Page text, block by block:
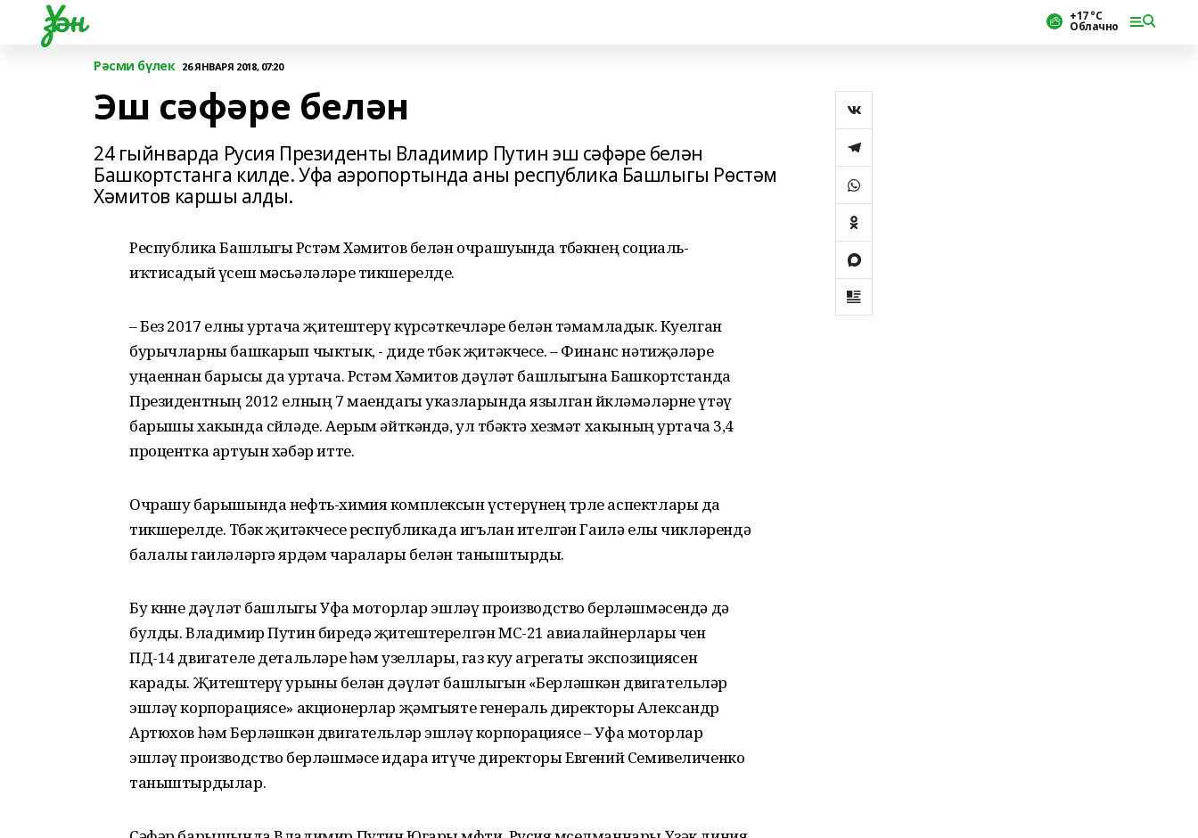
Үзән +17 °С
Облачно
Рәсми бүлек 26 ЯНВАРЯ 2018, 07:20
Эш сәфәре белән
24 гыйнварда Русия Президенты Владимир Путин эш сәфәре белән
Башкортстанга килде. Уфа аэропортында аны республика Башлыгы Рөстәм
Хәмитов каршы алды.
Республика Башлыгы Рөстәм Хәмитов белән очрашуында төбәкнең социаль-
иҡтисадый үсеш мәсьәләләре тикшерелде.
– Без 2017 елны уртача җитештерү күрсәткечләре белән тәмамладык. Куел­ган
бурычларны башкарып чыктык, - диде төбәк җитәкчесе. – Финанс нәтиҗәләре
уңаеннан барысы да уртача. Рөстәм Хәмитов дәүләт башлыгына Башкортстанда
Президентның 2012 елның 7 маендагы указларында язылган йөкләмәләрне үтәү
барышы хакында сөйләде. Аерым әйткәндә, ул төбәктә хезмәт хакының уртача 3,4
процентка артуын хәбәр итте.
Очрашу барышында нефть-химия комплексын үстерүнең төрле аспектлары да
тикшерелде. Төбәк җитәкчесе республикада игълан ителгән Гаилә елы чикләрендә
балалы гаиләләргә ярдәм чаралары белән таныштырды.
Бу көнне дәүләт башлыгы Уфа моторлар эшләү производство берләш­мәсендә дә
булды. Владимир Путин биредә җитештерелгән МС-21 авиалайнерлары өчен
ПД-14 двигателе детальләре һәм узеллары, газ куу агрегаты экспозициясен
карады. Җитештерү урыны белән дәүләт башлыгын «Берләшкән двигательләр
эшләү корпорациясе» акционерлар җәмгыяте генераль директоры Александр
Артюхов һәм Берләшкән двигательләр эшләү корпорациясе – Уфа моторлар
эшләү производство берләшмәсе идара итүче директоры Евгений Семивеличенко
таныштырдылар.